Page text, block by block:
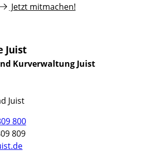
Jetzt mitmachen!
Juist
Kurverwaltung Juist
Juist
800
809